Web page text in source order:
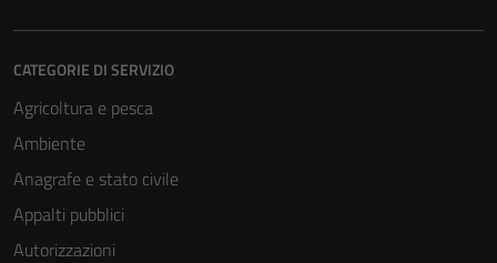
CATEGORIE DI SERVIZIO
Agricoltura e pesca
Ambiente
Anagrafe e stato civile
Appalti pubblici
Autorizzazioni